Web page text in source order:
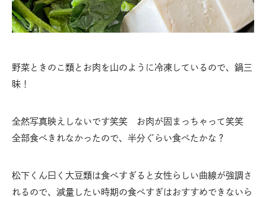
野菜ときのこ類とお肉を山のように冷凍しているので、鍋三
昧！
全然写真映えしないです笑笑 お肉が固まっちゃって笑笑
全部食べきれなかったので、半分ぐらい食べたかな？
松下くん曰く大豆類は食べすぎると女性らしい曲線が強調さ
れるので、減量したい時期の食べすぎはおすすめできないら